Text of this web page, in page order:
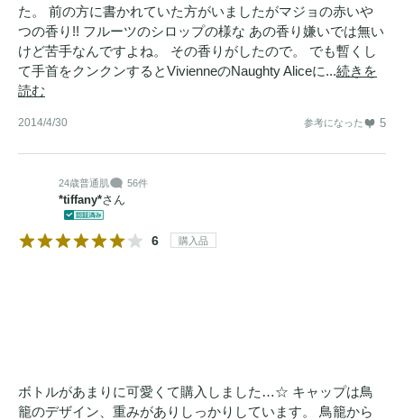
た。 前の方に書かれていた方がいましたがマジョの赤いや
つの香り!! フルーツのシロップの様な あの香り嫌いでは無い
けど苦手なんですよね。 その香りがしたので。 でも暫くし
て手首をクンクンするとVivienneのNaughty Aliceに...続きを
読む
2014/4/30 参考になった 5
24歳普通肌 56件
*tiffany*さん
6 購入品
ボトルがあまりに可愛くて購入しました…☆ キャップは鳥
籠のデザイン、重みがありしっかりしています。 鳥籠から